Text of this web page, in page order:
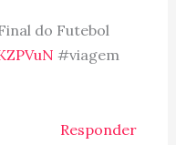
do Futebol
#viagem
Responder